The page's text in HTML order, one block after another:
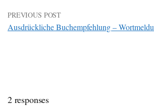
PREVIOUS POST
Ausdrückliche Buchempfehlung –
2 responses